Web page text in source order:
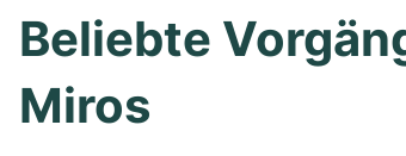
Beliebte
Miros